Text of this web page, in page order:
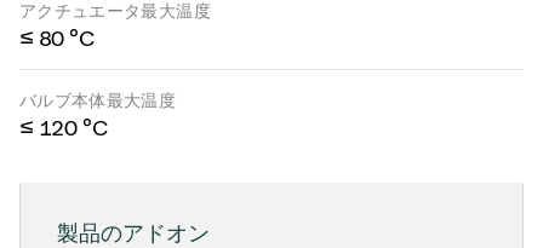
アクチュエータ最大温度
≤ 80 °C
バルブ本体最大温度
≤ 120 °C
製品のアドオン